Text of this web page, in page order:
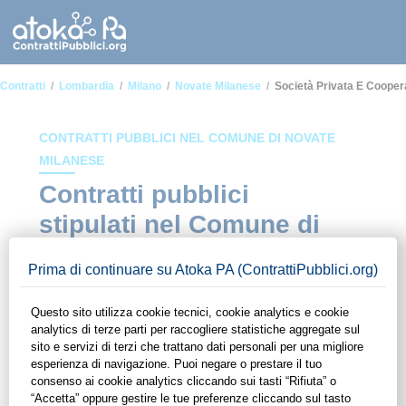
Contratti Lombardia Milano Novate Milanese Società Privata E
CONTRATTI PUBBLICI NEL COMUNE DI NOVATE
MILANESE
Contratti pubblici
stipulati nel Comune di
ambito Società privata e
cooperazione fra
imprese
In questa sezione del sito di ContrattiPubblici.org potrai avere
ad alcuni dei contratti presenti nella piattaforma stipulati